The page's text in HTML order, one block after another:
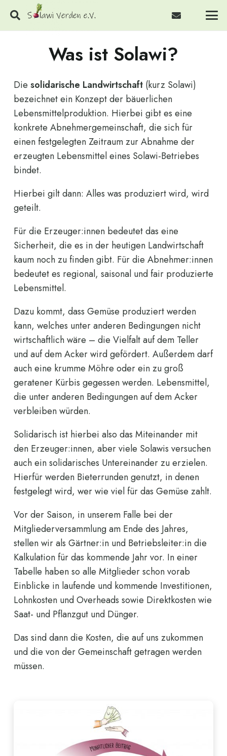
Was ist Solawi?
Die solidarische Landwirtschaft (kurz Solawi)
bezeichnet ein Konzept der bäuerlichen
Lebensmittelproduktion. Hierbei gibt es eine
konkrete Abnehmergemeinschaft, die sich für
einen festgelegten Zeitraum zur Abnahme der
erzeugten Lebensmittel eines Solawi-Betriebes
bindet.
Hierbei gilt dann: Alles was produziert wird, wird
geteilt.
Für die Erzeuger:innen bedeutet das eine
Sicherheit, die es in der heutigen Landwirtschaft
kaum noch zu finden gibt. Für die Abnehmer:innen
bedeutet es regional, saisonal und fair produzierte
Lebensmittel.
Dazu kommt, dass Gemüse produziert werden
kann, welches unter anderen Bedingungen nicht
wirtschaftlich wäre – die Vielfalt auf dem Teller
und auf dem Acker wird gefördert. Außerdem darf
auch eine krumme Möhre oder ein zu groß
geratener Kürbis gegessen werden. Lebensmittel,
die unter anderen Bedingungen auf dem Acker
verbleiben würden.
Solidarisch ist hierbei also das Miteinander mit
den Erzeuger:innen, aber viele Solawis versuchen
auch ein solidarisches Untereinander zu erzielen.
Hierfür werden Bieterrunden genutzt, in denen
festgelegt wird, wer wie viel für das Gemüse zahlt.
Vor der Saison, in unserem Falle bei der
Mitgliederversammlung am Ende des Jahres,
stellen wir als Gärtner:in und Betriebsleiter:in die
Kalkulation für das kommende Jahr vor. In einer
Tabelle haben so alle Mitglieder schon vorab
Einblicke in laufende und kommende Investitionen,
Lohnkosten und Overheads sowie Direktkosten wie
Saat- und Pflanzgut und Dünger.
Das sind dann die Kosten, die auf uns zukommen
und die von der Gemeinschaft getragen werden
müssen.